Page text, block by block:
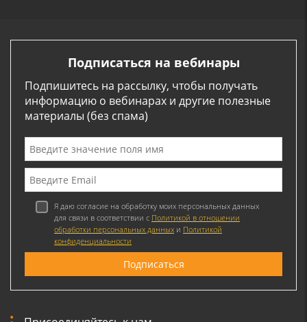
Подписаться на вебинары
Подпишитесь на рассылку, чтобы получать
информацию о вебинарах и другие полезные
материалы (без спама)
Я даю согласие на обработку моих персональных данных
для связи в соответствии с Политикой в отношении
обработки персональных данных и Политикой
конфиденциальности